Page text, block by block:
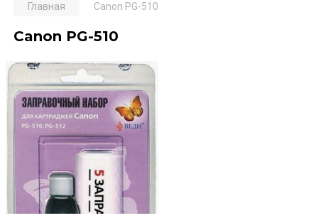
Главная Canon PG-510
Canon PG-510